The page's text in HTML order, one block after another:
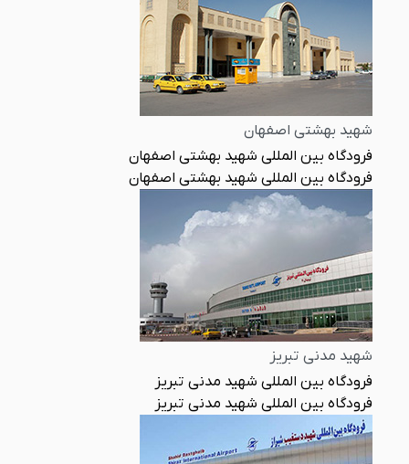
شهید بهشتی اصفهان
فرودگاه بین المللی شهید بهشتی اصفهان
فرودگاه بین المللی شهید بهشتی اصفهان
شهید مدنی تبریز
فرودگاه بین المللی شهید مدنی تبریز
فرودگاه بین المللی شهید مدنی تبریز